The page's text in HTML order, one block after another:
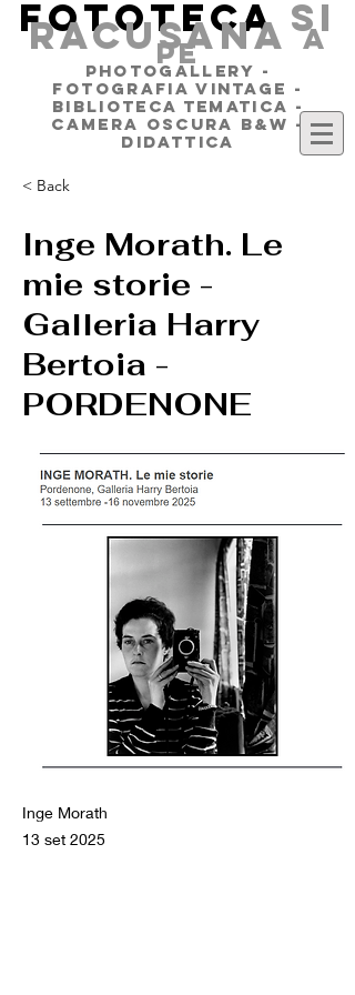
FOTOTECA SI
RACUSANAa
pe
PHOTOGALLERY -
FOTOGRAFIA VINTAGE -
BIBLIOTECA TEMATICA -
CAMERA OSCURA B&W -
DIDATTICA
< Back
Inge Morath. Le
mie storie -
Galleria Harry
Bertoia -
PORDENONE
Inge Morath
13 set 2025